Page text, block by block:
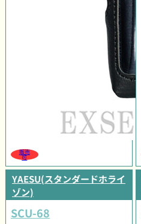
販売
可
YAESU(スタンダードホライ
ゾン)
SCU-68